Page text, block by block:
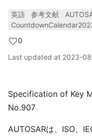
英語 参考文献
0
Last updated at 2023-
Specification of Key
No.907
AUTOSARは、ISO、